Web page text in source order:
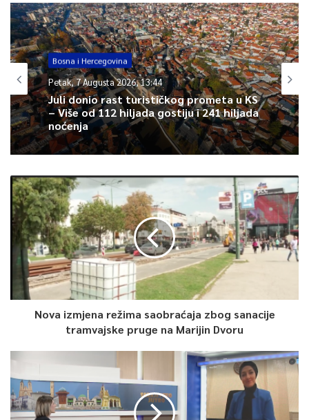
Federacije BiH je 682, i to 456 muškaraca i 226 žena.
0
Article Rating
Bosna i Hercegovina
Petak, 7 Augusta 2026, 13:44
Juli donio rast turističkog prometa u KS
– Više od 112 hiljada gostiju i 241 hiljada
noćenja
Nova izmjena režima saobraćaja zbog sanacije
tramvajske pruge na Marijin Dvoru